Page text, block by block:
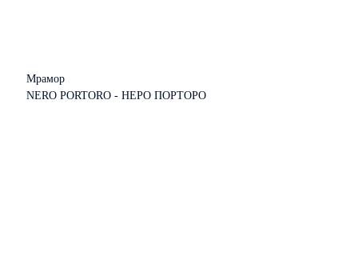
Мрамор
NERO PORTORO - НЕРО ПОРТОРО